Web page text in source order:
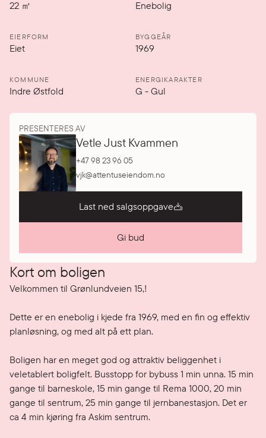
22 ㎡ Enebolig
EIERFORM
Eiet
BYGGEÅR
1969
KOMMUNE
Indre Østfold
ENERGIKARAKTER
G -Gul
PRESENTERES AV
Vetle Just Kvammen
+47 98 23 96 05
vjk@attentuseiendom.no
Last ned salgsoppgave
Gi bud
Kort om boligen
Velkommen til Grønlundveien 15,!
Dette er en enebolig i kjede fra 1969, med en fin og effektiv
planløsning, og med alt på ett plan.
Boligen har en meget god og attraktiv beliggenhet i
veletablert boligfelt. Busstopp for bybuss 1 min unna. 15 min
gange til barneskole, 15 min gange til Rema 1000, 20 min
gange til sentrum, 25 min gange til jernbanestasjon. Det er
ca 4 min kjøring fra Askim sentrum.